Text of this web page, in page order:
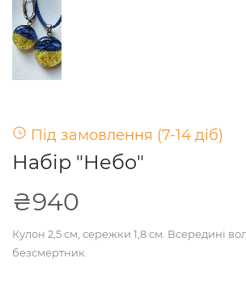
Під замовлення (7-14 діб)
Набір "Небо"
₴940
Кулон 2,5 см, сережки 1,8 см. Всередині
безсмертник.